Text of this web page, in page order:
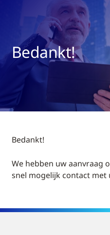
Bedankt!
Bedankt!
We hebben uw aanvraag
snel mogelijk contact met